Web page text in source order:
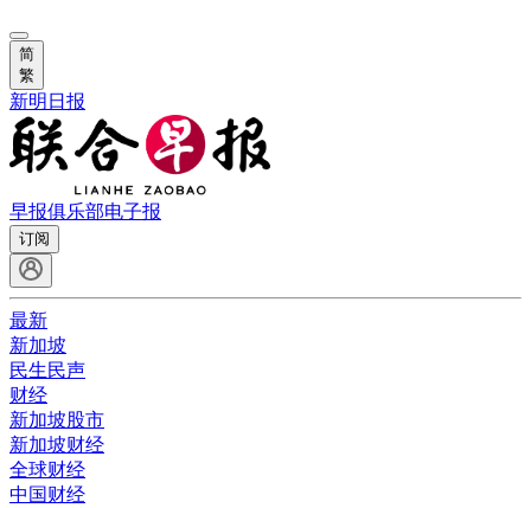
简
繁
新明日报
早报俱乐部电子报
订阅
最新
新加坡
民生民声
财经
新加坡股市
新加坡财经
全球财经
中国财经